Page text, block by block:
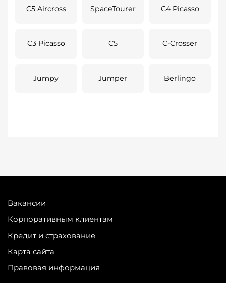
C5 Aircross SpaceTourer C4 Picasso
C3 Picasso C5 C-Crosser
Jumpy Jumper Berlingo
Вакансии
Корпоративным клиентам
Кредит и страхование
Карта сайта
Правовая информация